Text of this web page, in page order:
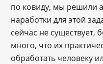
по ковиду, мы решили
наработки для этой
сейчас не существует,
много, что их
обработать человеку